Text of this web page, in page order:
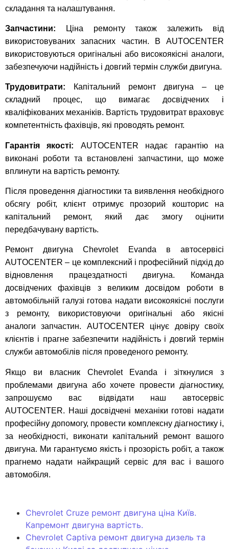
складання та налаштування.
Запчастини: Ціна ремонту також залежить від
використовуваних запасних частин. В AUTOCENTER
використовуються оригінальні або високоякісні аналоги,
забезпечуючи надійність і довгий термін служби двигуна.
Трудовитрати: Капітальний ремонт двигуна – це
складний процес, що вимагає досвідчених і
кваліфікованих механіків. Вартість трудовитрат враховує
компетентність фахівців, які проводять ремонт.
Гарантія якості: AUTOCENTER надає гарантію на
виконані роботи та встановлені запчастини, що може
вплинути на вартість ремонту.
Після проведення діагностики та виявлення необхідного
обсягу робіт, клієнт отримує прозорий кошторис на
капітальний ремонт, який дає змогу оцінити
передбачувану вартість.
Ремонт двигуна Chevrolet Evanda в автосервісі
AUTOCENTER – це комплексний і професійний підхід до
відновлення працездатності двигуна. Команда
досвідчених фахівців з великим досвідом роботи в
автомобільній галузі готова надати високоякісні послуги
з ремонту, використовуючи оригінальні або якісні
аналоги запчастин. AUTOCENTER цінує довіру своїх
клієнтів і прагне забезпечити надійність і довгий термін
служби автомобілів після проведеного ремонту.
Якщо ви власник Chevrolet Evanda і зіткнулися з
проблемами двигуна або хочете провести діагностику,
запрошуємо вас відвідати наш автосервіс
AUTOCENTER. Наші досвідчені механіки готові надати
професійну допомогу, провести комплексну діагностику і,
за необхідності, виконати капітальний ремонт вашого
двигуна. Ми гарантуємо якість і прозорість робіт, а також
прагнемо надати найкращий сервіс для вас і вашого
автомобіля.
Chevrolet Cruze ремонт двигуна ціна Київ.
Капремонт двигуна вартість.
Chevrolet Captiva ремонт двигуна дизель та